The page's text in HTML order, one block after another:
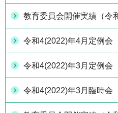
教育委員会開催実績（令
令和4(2022)年4月定例会
令和4(2022)年3月定例会
令和4(2022)年3月臨時会